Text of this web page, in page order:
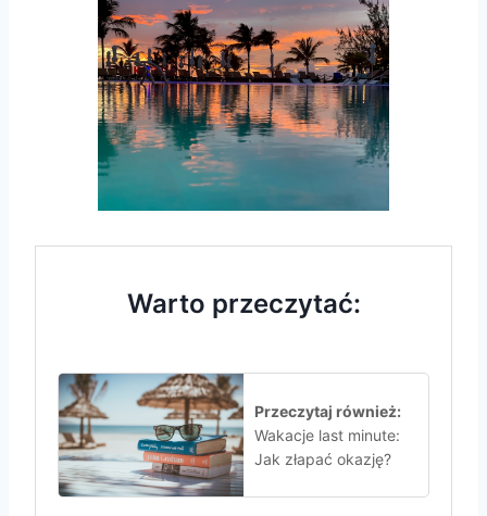
Warto przeczytać:
Przeczytaj również:
Wakacje last minute:
Jak złapać okazję?